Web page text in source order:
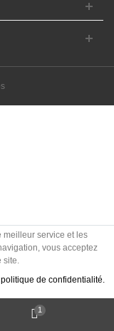
meilleur service et les
vous acceptez
site.
de confidentialité.
les Cookies
1